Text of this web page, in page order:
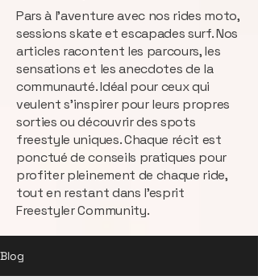
Pars à l’aventure avec nos rides moto,
sessions skate et escapades surf. Nos
articles racontent les parcours, les
sensations et les anecdotes de la
communauté. Idéal pour ceux qui
veulent s’inspirer pour leurs propres
sorties ou découvrir des spots
freestyle uniques. Chaque récit est
ponctué de conseils pratiques pour
profiter pleinement de chaque ride,
tout en restant dans l’esprit
Freestyler Community.
Blog